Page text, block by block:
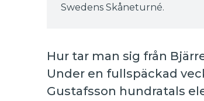
Swedens Skåneturné.
Hur tar man sig från
Under en fullspäckad
Gustafsson hundratals